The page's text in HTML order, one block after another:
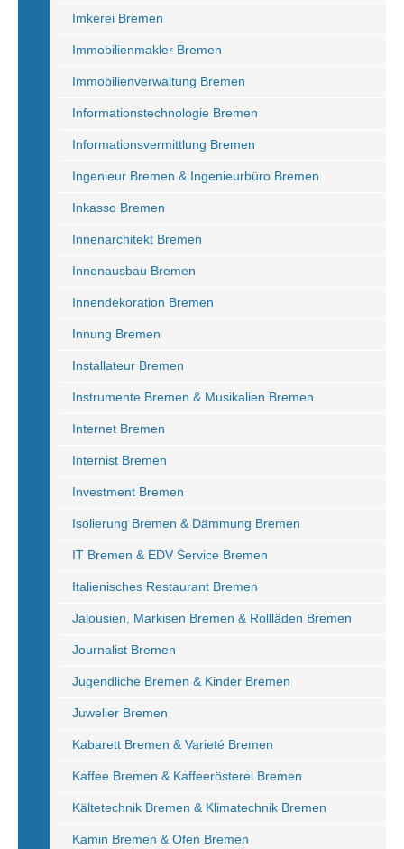
Imkerei Bremen
Immobilienmakler Bremen
Immobilienverwaltung Bremen
Informationstechnologie Bremen
Informationsvermittlung Bremen
Ingenieur Bremen & Ingenieurbüro Bremen
Inkasso Bremen
Innenarchitekt Bremen
Innenausbau Bremen
Innendekoration Bremen
Innung Bremen
Installateur Bremen
Instrumente Bremen & Musikalien Bremen
Internet Bremen
Internist Bremen
Investment Bremen
Isolierung Bremen & Dämmung Bremen
IT Bremen & EDV Service Bremen
Italienisches Restaurant Bremen
Jalousien, Markisen Bremen & Rollläden Bremen
Journalist Bremen
Jugendliche Bremen & Kinder Bremen
Juwelier Bremen
Kabarett Bremen & Varieté Bremen
Kaffee Bremen & Kaffeerösterei Bremen
Kältetechnik Bremen & Klimatechnik Bremen
Kamin Bremen & Ofen Bremen